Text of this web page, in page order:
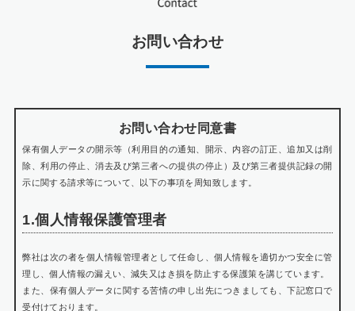
お問い合わせ
お問い合わせ同意書
保有個人データの開示等（利用目的の通知、開示、内容の訂正、追加又は削
除、利用の停止、消去及び第三者への提供の停止）及び第三者提供記録の開
示に関する請求等について、以下の事項を周知致します。
1.個人情報保護管理者
弊社は次の者を個人情報管理者として任命し、個人情報を適切かつ安全に管
理し、個人情報の漏えい、減失又はき損を防止する保護策を講じています。
また、保有個人データに関する苦情の申し出先につきましても、下記窓口で
受付けております。